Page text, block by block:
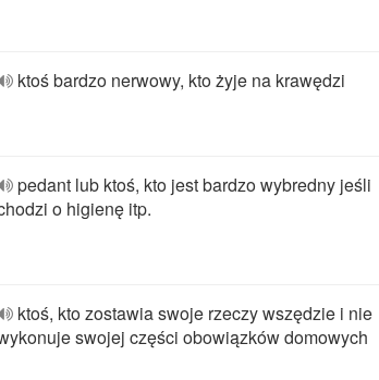
ktoś bardzo nerwowy, kto żyje na krawędzi
pedant lub ktoś, kto jest bardzo wybredny jeśli
o higienę itp.
ktoś, kto zostawia swoje rzeczy wszędzie i nie
swojej części obowiązków domowych